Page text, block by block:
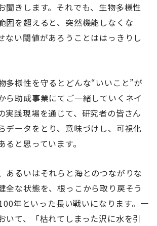
聞きします。それでも、生物多様性
囲を超えると、突然機能しなくな
ない閾値があろうことははっきりし
多様性を守るとどんな“いいこと”が
ら助成事業にてご一緒していくネイ
実践現場を通じて、研究者の皆さん
データをとり、意味づけし、可視化
ると思っています。
あるいはそれらと海とのつながりな
全な状態を、根っこから取り戻そう
年といった長い戦いになります。一
いて、「枯れてしまった沢に水を引